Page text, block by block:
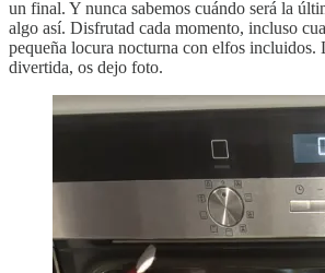
un final. Y nunca sabemos cuándo será la
algo así. Disfrutad cada momento, incluso
pequeña locura nocturna con elfos incluidos.
divertida, os dejo foto.